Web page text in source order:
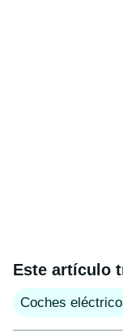
Este artículo
Coches